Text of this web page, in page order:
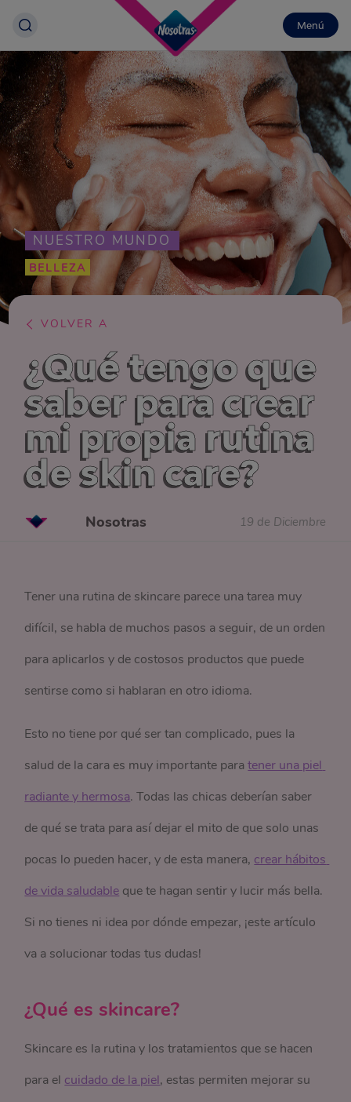
Menú
NUESTRO MUNDO
BELLEZA
VOLVER A
¿Qué tengo que
saber para crear
mi propia rutina
de skin care?
Nosotras 19 de Diciembre
Tener una rutina de skincare parece una tarea muy
difícil, se habla de muchos pasos a seguir, de un orden
para aplicarlos y de costosos productos que puede
sentirse como si hablaran en otro idioma.
Esto no tiene por qué ser tan complicado, pues la
salud de la cara es muy importante paratener una piel
radiante y hermosa. Todas las chicas deberían saber
de qué se trata para así dejar el mito de que solo unas
pocas lo pueden hacer, y de esta manera, crear hábitos
de vida saludable que te hagan sentir y lucir más bella.
Si no tienes ni idea por dónde empezar, ¡este artículo
va a solucionar todas tus dudas!
¿Qué es skincare?
Skincare es la rutina y los tratamientos que se hacen
para el cuidado de la piel, estas permiten mejorar su